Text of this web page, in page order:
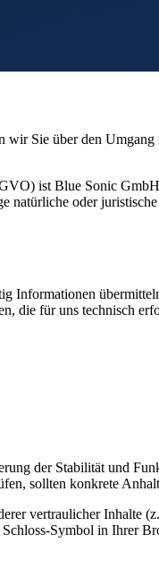
Sie über den
ist Blue Sonic
oder
Informationen
die für uns technisch
der Stabilität und
sollten konkrete
vertraulicher Inhalte
Symbol in Ihrer